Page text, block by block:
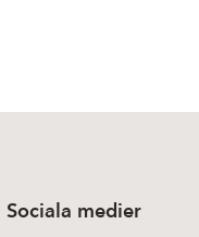
Sociala medier